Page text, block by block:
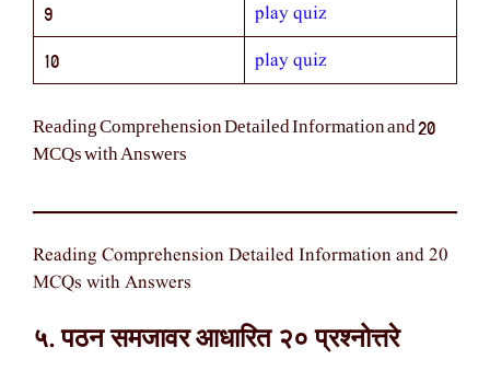
9 play quiz
10 play quiz
Reading Comprehension Detailed Information and 20
MCQs with Answers
Reading Comprehension Detailed Information and 20
MCQs with Answers
५. पठन समजावर आधारित २० प्रश्नोत्तरे